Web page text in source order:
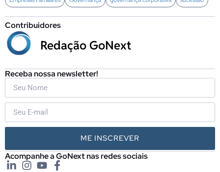
Contribuidores
Redação GoNext
Receba nossa newsletter!
ME INSCREVER
Acompanhe a GoNext nas redes sociais